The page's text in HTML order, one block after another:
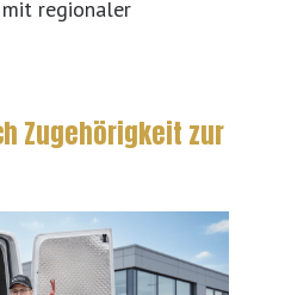
mit regionaler
Zugehörigkeit zur